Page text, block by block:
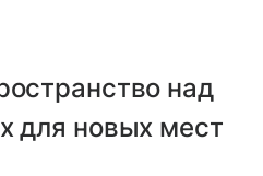
над
для новых мест